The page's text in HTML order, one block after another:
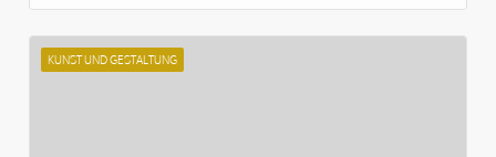
KUNST UND GESTALTUNG